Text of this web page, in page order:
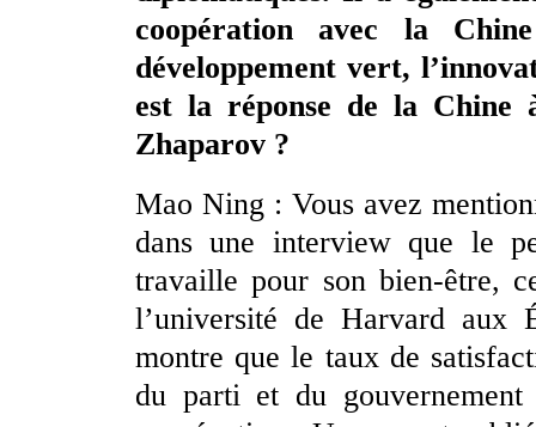
coopération avec la
développement vert,
est la réponse de la Chine
Zhaparov ?
Mao Ning : Vous avez
dans une interview que le
travaille pour son bien-être,
l’université de Harvard aux
montre que le taux de
du parti et du